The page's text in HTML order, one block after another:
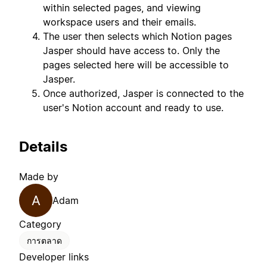
within selected pages, and viewing
workspace users and their emails.
The user then selects which Notion pages
Jasper should have access to. Only the
pages selected here will be accessible to
Jasper.
Once authorized, Jasper is connected to the
user's Notion account and ready to use.
Details
Made by
A
Adam
Category
การตลาด
Developer links